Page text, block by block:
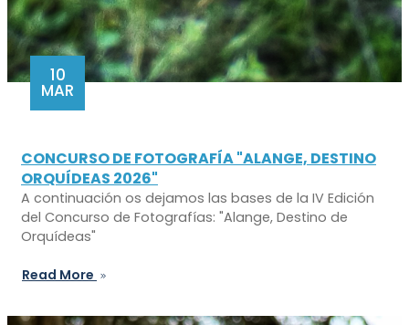
10
MAR
CONCURSO DE FOTOGRAFÍA "ALANGE, DESTINO
ORQUÍDEAS 2026"
A continuación os dejamos las bases de la IV Edición
del Concurso de Fotografías: "Alange, Destino de
Orquídeas"
Read More